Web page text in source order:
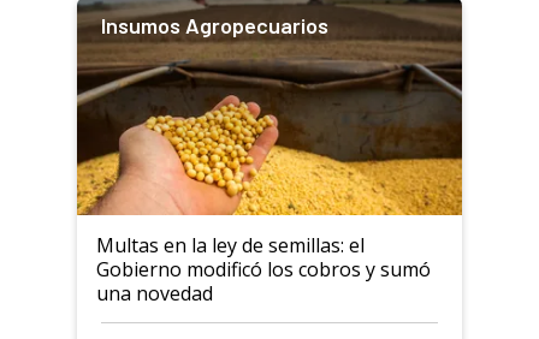
Insumos Agropecuarios
Multas en la ley de semillas: el
Gobierno modificó los cobros y sumó
una novedad